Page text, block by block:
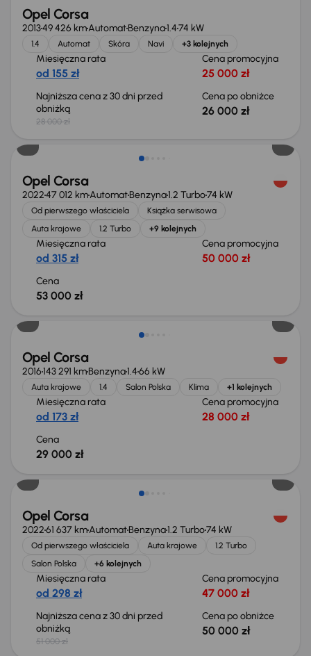
Opel Corsa
201349 426 kmAutomatBenzyna1.474 kW
1.4 Automat Skóra Navi +3 kolejnych
Miesięczna rata
od 155 zł
Cena promocyjna
25 000 zł
Najniższa cena z 30 dni przed
obniżką
28 000 zł
Cena po obniżce
26 000 zł
Możliwość odliczenia VAT
Opel Corsa
202247 012 kmAutomatBenzyna1.2 Turbo74 kW
Od pierwszego właściciela
Książka serwisowa
Auta krajowe
1.2 Turbo +9 kolejnych
Miesięczna rata
od 315 zł
Cena promocyjna
50 000 zł
Cena
53 000 zł
Opel Corsa
2016143 291 kmBenzyna1.466 kW
Auta krajowe 1.4 Salon Polska Klima +1 kolejnych
Miesięczna rata
od 173 zł
Cena promocyjna
28 000 zł
Cena
29 000 zł
Opel Corsa
202261 637 kmAutomatBenzyna1.2 Turbo74 kW
Od pierwszego właściciela Auta krajowe
1.2 Turbo
Salon Polska
+6 kolejnych
Miesięczna rata
od 298 zł
Cena promocyjna
47 000 zł
Najniższa cena z 30 dni przed
obniżką
51 000 zł
Cena po obniżce
50 000 zł